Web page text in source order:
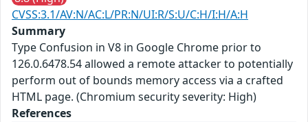
CVSS:3.1/AV:N/AC:L/PR:N/UI:R/S:U/C:H/I:H/A:H
Summary
Type Confusion in V8 in Google Chrome prior to
126.0.6478.54 allowed a remote attacker to potentially
perform out of bounds memory access via a crafted
HTML page. (Chromium security severity: High)
References